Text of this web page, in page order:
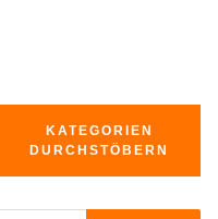
KATEGORIEN
DURCHSTÖBERN